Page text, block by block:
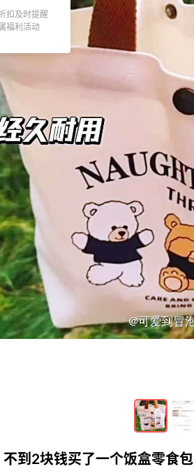
到2块钱买了一个饭盒零食包
点炭火烧烤！越吃味道越怪了
3
就买了这几家！拖后腿了
10
转运盘点！润东成了救命稻草~
9
扣及时提醒
福利活动